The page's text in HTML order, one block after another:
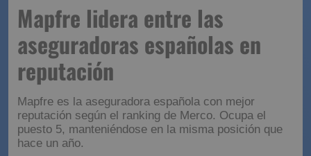
Mapfre lidera entre las
aseguradoras españolas en
reputación
Mapfre es la aseguradora española con mejor
reputación según el ranking de Merco. Ocupa el
puesto 5, manteniéndose en la misma posición que
hace un año.